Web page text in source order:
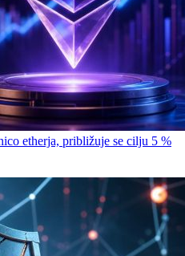
etherja, približuje se cilju 5 %